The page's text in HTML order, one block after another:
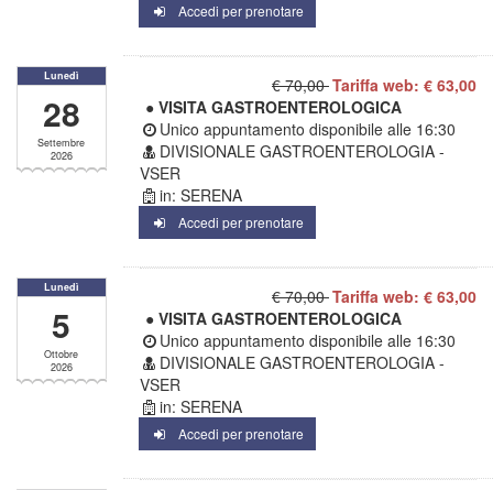
Accedi per prenotare
Lunedì
28
Settembre
2026
€ 70,00Tariffa web: € 63,00
● VISITA GASTROENTEROLOGICA
Unico appuntamento disponibile alle 16:30
DIVISIONALE GASTROENTEROLOGIA -
VSER
in: SERENA
Accedi per prenotare
Lunedì
5
Ottobre
2026
€ 70,00Tariffa web: € 63,00
● VISITA GASTROENTEROLOGICA
Unico appuntamento disponibile alle 16:30
DIVISIONALE GASTROENTEROLOGIA -
VSER
in: SERENA
Accedi per prenotare